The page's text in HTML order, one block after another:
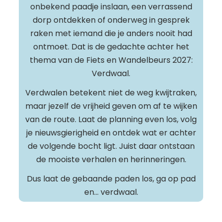
onbekend paadje inslaan, een verrassend
dorp ontdekken of onderweg in gesprek
raken met iemand die je anders nooit had
ontmoet. Dat is de gedachte achter het
thema van de Fiets en Wandelbeurs 2027:
Verdwaal.
Verdwalen betekent niet de weg kwijtraken,
maar jezelf de vrijheid geven om af te wijken
van de route. Laat de planning even los, volg
je nieuwsgierigheid en ontdek wat er achter
de volgende bocht ligt. Juist daar ontstaan
de mooiste verhalen en herinneringen.
Dus laat de gebaande paden los, ga op pad
en… verdwaal.